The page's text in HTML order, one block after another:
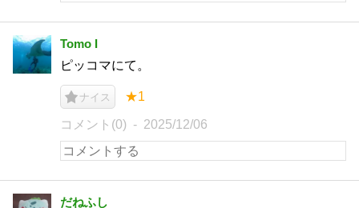
Tomo I
ピッコマにて。
ナイス ★1
コメント(0) 2025/12/06
だねふし